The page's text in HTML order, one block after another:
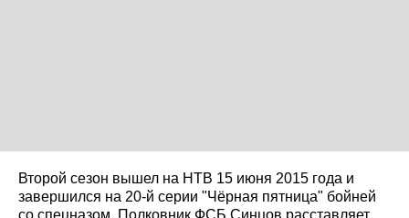
Второй сезон вышел на НТВ 15 июня 2015 года и
завершился на 20-й серии "Чёрная пятница" бойней